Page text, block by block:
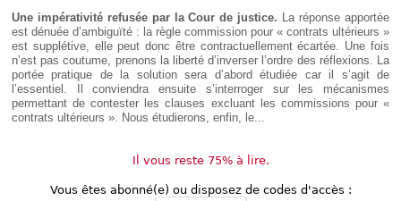
Une impérativité refusée par la Cour de justice. La réponse apportée
est dénuée d’ambiguïté : la règle commission pour « contrats ultérieurs »
est supplétive, elle peut donc être contractuellement écartée. Une fois
n’est pas coutume, prenons la liberté d’inverser l’ordre des réflexions. La
portée pratique de la solution sera d’abord étudiée car il s’agit de
l’essentiel. Il conviendra ensuite s’interroger sur les mécanismes
permettant de contester les clauses excluant les commissions pour «
contrats ultérieurs ». Nous étudierons, enfin, le...
Il vous reste 75% à lire.
Vous êtes abonné(e) ou disposez de codes d'accès :